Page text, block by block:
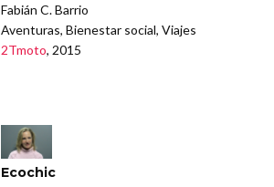
Fabián C. Barrio
Aventuras, Bienestar social, Viajes
2Tmoto, 2015
Ecochic